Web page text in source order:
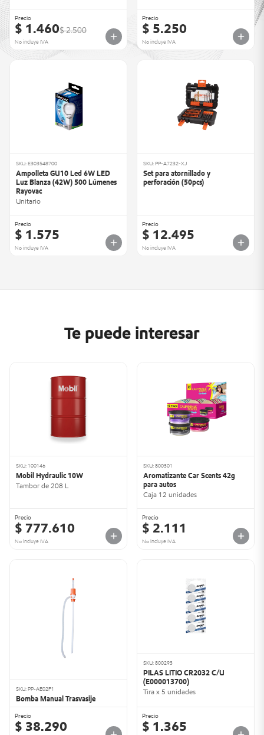
Precio
$ 1.460$ 2.500
No incluye IVA
Precio
$ 5.250
No incluye IVA
SKU: E303548700
Ampolleta GU10 Led 6W LED
Luz Blanza (42W) 500 Lúmenes
Rayovac
Unitario
Precio
$ 1.575
No incluye IVA
SKU: PP-A7232-XJ
Set para atornillado y
perforación (50pcs)
Precio
$ 12.495
No incluye IVA
Te puede interesar
SKU: 100146
Mobil Hydraulic 10W
Tambor de 208 L
Precio
$ 777.610
No incluye IVA
SKU: 800301
Aromatizante Car Scents 42g
para autos
Caja 12 unidades
Precio
$ 2.111
No incluye IVA
SKU: PP-AE02F1
Bomba Manual Trasvasije
Precio
$ 38.290
SKU: 800293
PILAS LITIO CR2032 C/U
(E000013700)
Tira x 5 unidades
Precio
$ 1.365